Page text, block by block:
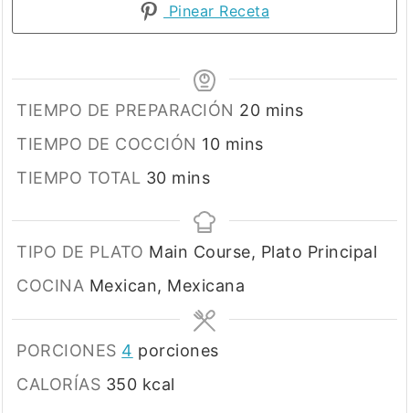
Pinear Receta
TIEMPO DE PREPARACIÓN 20minutes
mins
TIEMPO DE COCCIÓN 10minutes
mins
TIEMPO TOTAL 30minutes
mins
TIPO DE PLATO Main Course, Plato Principal
COCINA Mexican, Mexicana
PORCIONES 4 porciones
CALORÍAS 350 kcal